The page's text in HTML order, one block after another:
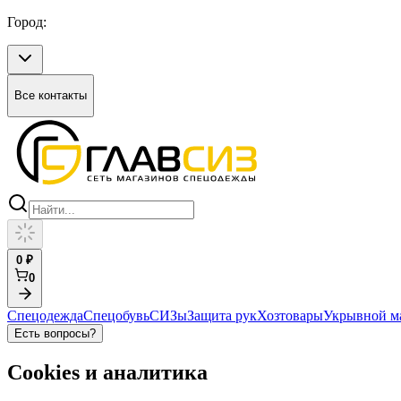
Город:
Все контакты
0 ₽
0
СпецодеждаСпецобувьСИЗыЗащита рукХозтоварыУкрывной
Есть вопросы?
Cookies и аналитика